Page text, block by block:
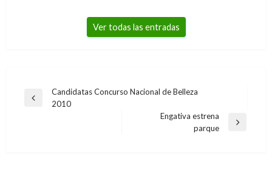
Ver todas las entradas
Navegación
Entrada
Candidatas Concurso Nacional de Belleza
2010
Engativa estrena
parque